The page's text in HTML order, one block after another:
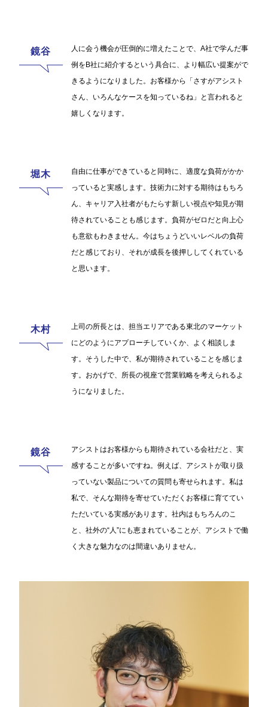
人に会う機会が圧倒的に増えたことで、A社で学んだ事
例をB社に紹介するという具合に、より幅広い提案がで
きるようになりました。お客様から「さすがアシスト
さん、いろんなケースを知っているね」と言われると
嬉しくなります。
自由に仕事ができていると同時に、適度な負荷がかか
っていると実感します。技術力に対する期待はもちろ
ん、キャリア入社者がもたらす新しい視点や知見が期
待されていることも感じます。負荷がゼロだと向上心
も意欲もわきません。今はちょうどいいレベルの負荷
だと感じており、それが成長を後押ししてくれている
と思います。
上司の所長とは、担当エリアである東北のマーケット
にどのようにアプローチしていくか、よく相談しま
す。そうした中で、私が期待されていることを感じま
す。おかげで、所長の視座で営業戦略を考えられるよ
うになりました。
アシストはお客様からも期待されている会社だと、実
感することが多いですね。例えば、アシストが取り扱
っていない製品についての質問も寄せられます。私は
私で、そんな期待を寄せていただくお客様に育ててい
ただいている実感があります。社内はもちろんのこ
と、社外の“人”にも恵まれていることが、アシストで働
く大きな魅力なのは間違いありません。